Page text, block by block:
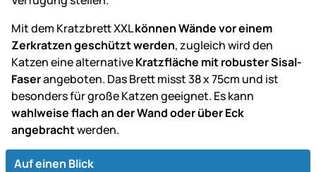
Mit dem Kratzbrett XXLkönnen Wände vor einem
Zerkratzen geschützt werden, zugleich wird den
Katzen eine alternativeKratzfläche mit robuster Sisal-
Faserangeboten. Das Brett misst 38 x 75cm und ist
besonders für große Katzen geeignet. Es kann
wahlweise flach an der Wand oder über Eck
angebrachtwerden.
Auf einen Blick